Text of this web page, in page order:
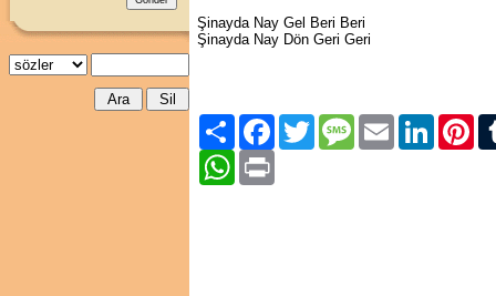
Şinayda Nay Gel Beri Beri
Şinayda Nay Dön Geri Geri
Paylaş FacebookTwitter Message Email LinkedIn
WhatsApp